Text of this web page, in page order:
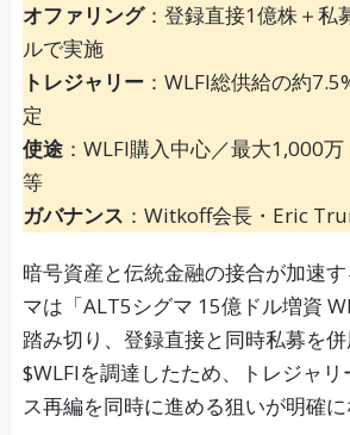
オファリング：登録直接1億株＋私
ルで実施
トレジャリー：WLFI総供給の約
定
使途：WLFI購入中心／最大1,000
等
ガバナンス ：Witkoff会長・Eric
暗号資産と伝統金融の接合が加速
マは「ALT5シグマ 15億ドル増資
踏み切り、登録直接と同時私募を
$WLFIを調達したため、トレジャ
ス再編を同時に進める狙いが明確に